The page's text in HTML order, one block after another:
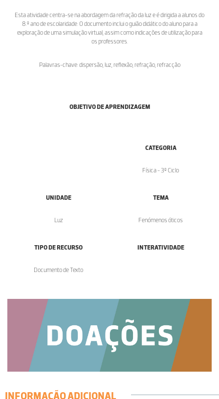
Esta atividade centra-se na abordagem da refração da luz e é dirigida a alunos do
8.º ano de escolaridade. O documento inclui o guião didático do aluno para a
exploração de uma simulação virtual, assim como indicações de utilização para
os professores.
Palavras-chave: dispersão, luz, reflexão, refração, refracção
OBJETIVO DE APRENDIZAGEM
CATEGORIA
Física - 3º Ciclo
UNIDADE
Luz
TEMA
Fenómenos óticos
TIPO DE RECURSO
Documento de Texto
INTERATIVIDADE
INFORMAÇÃO ADICIONAL